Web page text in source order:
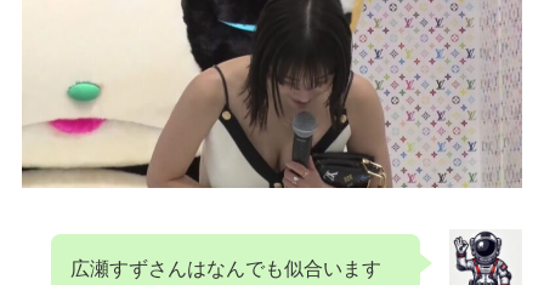
広瀬すずさんはなんでも似合います